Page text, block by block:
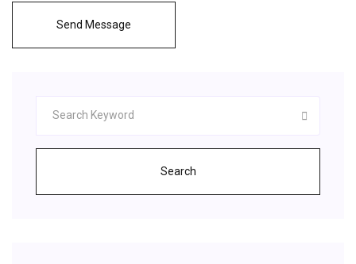
Send Message
Search